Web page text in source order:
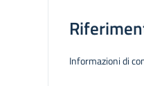
Informazioni di